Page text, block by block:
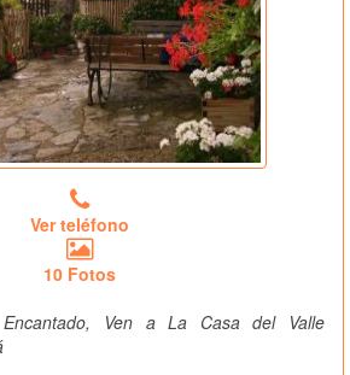
Ver teléfono
10 Fotos
Ven a La Casa del Valle